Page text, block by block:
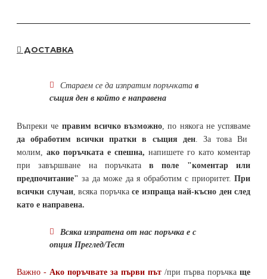
ДОСТАВКА
Стараем се да изпратим поръчката в
същия ден в който е направена
Въпреки че правим всичко възможно , по някога не успяваме
да обработим всички пратки в същия ден. За това Ви
молим, ако поръчката е спешна, напишете го като коментар
при завършване на поръчкатав поле "коментар или
предпочитание" за да може да я обработим с приоритет. При
всички случаи, всяка поръчка се изпраща най-късно ден след
като е направена.
Всяка изпратена от нас поръчка е с
опция Преглед/Тест
Важно - Ако поръчвате за първи път /при първа поръчка ще